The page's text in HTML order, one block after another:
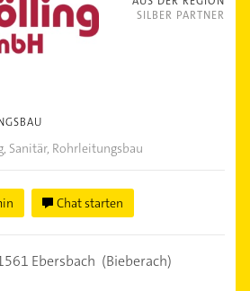
SILBER PARTNER
Sanitär, Rohrleitungsbau
Chat starten
Ebersbach (Bieberach)